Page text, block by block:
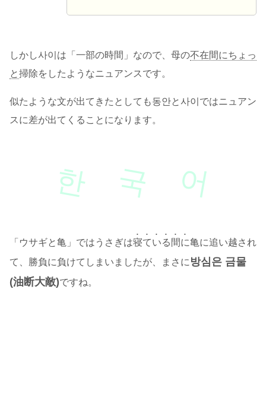
しかし사이は「一部の時間」なので、母の不在間にちょっ
と掃除をしたようなニュアンスです。
似たような文が出てきたとしても동안と사이ではニュアン
スに差が出てくることになります。
한 국 어
「ウサギと亀」ではうさぎは寝ている間に亀に追い越され
て、勝負に負けてしまいましたが、まさに 방심은 금물
(油断大敵)ですね。